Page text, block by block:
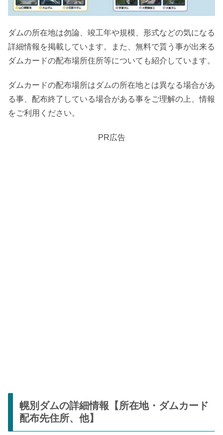
ダムの所在地は勿論、竣工年や規模、形式などの気になる
詳細情報を掲載しています。また、無料で貰う事が出来る
ダムカードの配布場所住所等についても紹介しています。
ダムカードの配布場所はダムの所在地とは異なる場合があ
る事、配布終了している場合がある事をご理解の上、情報
をご利用ください。
PR広告
幌別ダムの詳細情報【所在地・ダムカード
配布先住所、他】